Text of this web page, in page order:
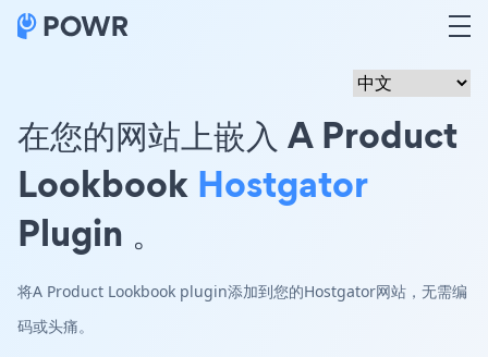
在您的网站上嵌入 A Product
Lookbook Hostgator
Plugin 。
将A Product Lookbook plugin添加到您的Hostgator网站，无需编
码或头痛。